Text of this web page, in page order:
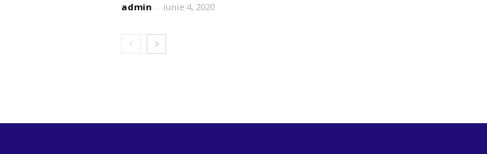
admin - iunie 4, 2020